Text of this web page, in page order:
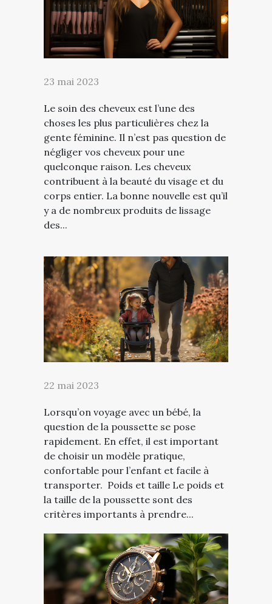
23 mai 2023
Le soin des cheveux est l’une des
choses les plus particulières chez la
gente féminine. Il n’est pas question de
négliger vos cheveux pour une
quelconque raison. Les cheveux
contribuent à la beauté du visage et du
corps entier. La bonne nouvelle est qu’il
y a de nombreux produits de lissage
des...
22 mai 2023
Lorsqu’on voyage avec un bébé, la
question de la poussette se pose
rapidement. En effet, il est important
de choisir un modèle pratique,
confortable pour l’enfant et facile à
transporter. Poids et taille Le poids et
la taille de la poussette sont des
critères importants à prendre...